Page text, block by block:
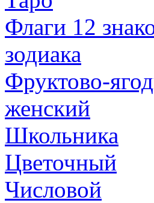
Флаги 12
зодиака
Фруктово-
женский
Школьника
Цветочный
Числовой